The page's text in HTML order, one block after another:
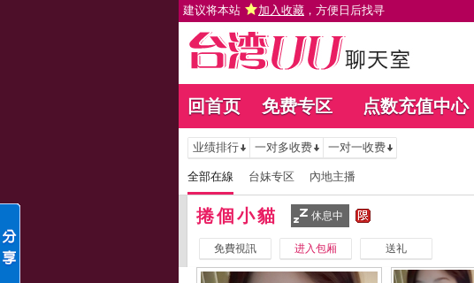
建议将本站 加入收藏 ，方便日后找寻
回首页 免费专区 点数充值中心
业绩排行 一对多收费 一对一收费
全部在線 台妹专区 內地主播
捲個小貓 休息中
免費視訊 进入包厢 送礼